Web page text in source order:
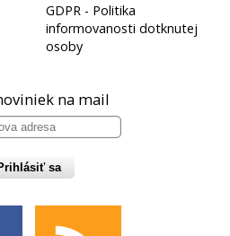
GDPR - Politika
informovanosti dotknutej
osoby
na mail
sa